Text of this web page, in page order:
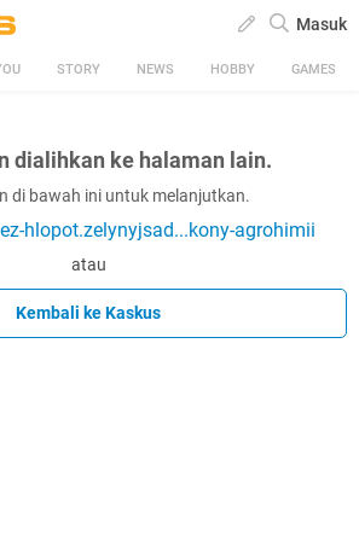
Masuk
STORY NEWS HOBBY GAMES
dialihkan ke halaman lain.
di bawah ini untuk melanjutkan.
hlopot.zelynyjsad...kony-agrohimii
atau
Kembali ke Kaskus